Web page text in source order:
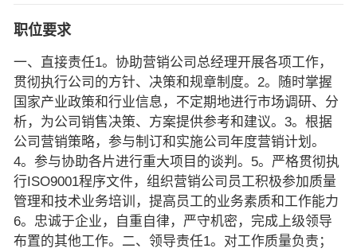
职位要求
一、直接责任1。协助营销公司总经理开展各项工作，
贯彻执行公司的方针、决策和规章制度。2。随时掌握
国家产业政策和行业信息，不定期地进行市场调研、分
析，为公司销售决策、方案提供参考和建议。3。根据
公司营销策略，参与制订和实施公司年度营销计划。
4。参与协助各片进行重大项目的谈判。5。严格贯彻执
行ISO9001程序文件，组织营销公司员工积极参加质量
管理和技术业务培训，提高员工的业务素质和工作能力
6。忠诚于企业，自重自律，严守机密，完成上级领导
布置的其他工作。二、领导责任1。对工作质量负责；